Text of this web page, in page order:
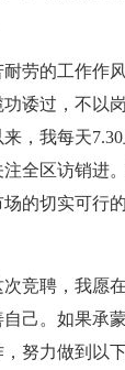
劳的工作作
诿过，不以
，我每天
全区访销进
的切实可行
竞聘，我愿
己。如果承
努力做到以下